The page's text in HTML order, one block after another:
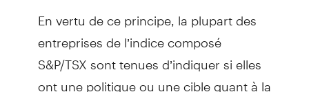
En vertu de ce principe, la plupart des
entreprises de l’indice composé
S&P/TSX sont tenues d’indiquer si elles
ont une politique ou une cible quant à la